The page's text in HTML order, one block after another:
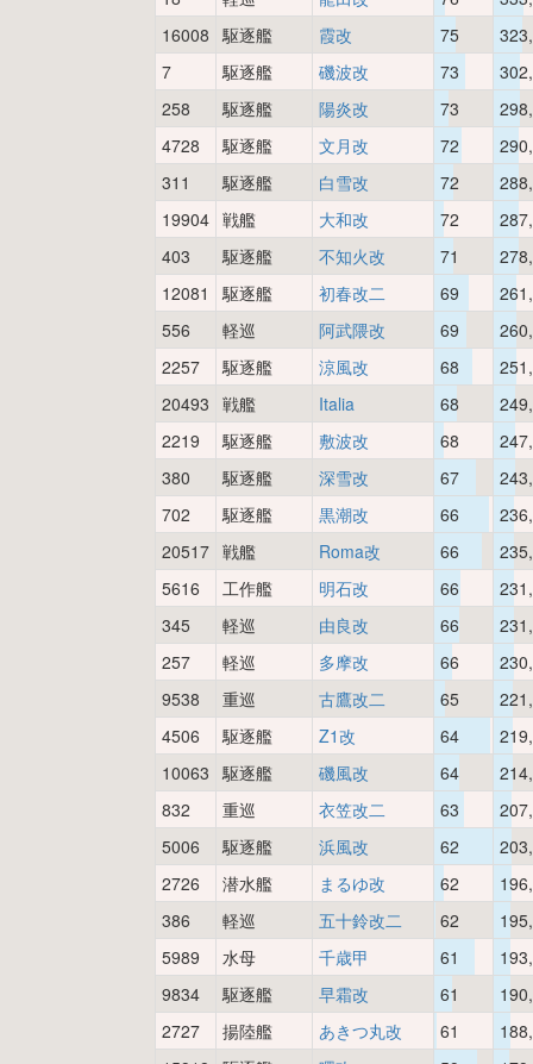
16008 駆逐艦 霞改 75
7
駆逐艦 磯波改 73
258
駆逐艦 陽炎改 73
4728
駆逐艦 文月改 72
311
駆逐艦 白雪改 72
19904 戦艦 大和改 72
403
駆逐艦 不知火改 71
12081
駆逐艦 初春改二 69
556
軽巡 阿武隈改 69
2257
駆逐艦 涼風改 68
20493 戦艦 Italia 68
2219
駆逐艦 敷波改 68
380
駆逐艦 深雪改 67
702
駆逐艦 黒潮改 66
20517 戦艦 Roma改 66
5616
工作艦 明石改 66
345
軽巡 由良改 66
257
軽巡 多摩改 66
9538
重巡 古鷹改二 65
4506
駆逐艦 Z1改 64
10063 駆逐艦 磯風改 64
832
重巡 衣笠改二 63
5006
駆逐艦 浜風改 62
2726
潜水艦 まるゆ改 62
386
軽巡 五十鈴改二 62
5989
水母 千歳甲 61
9834
駆逐艦 早霜改 61
2727
揚陸艦 あきつ丸改 61